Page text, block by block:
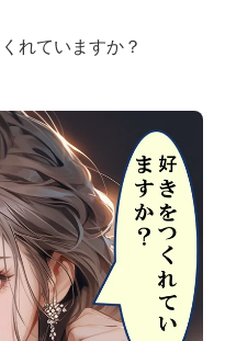
れていますか？